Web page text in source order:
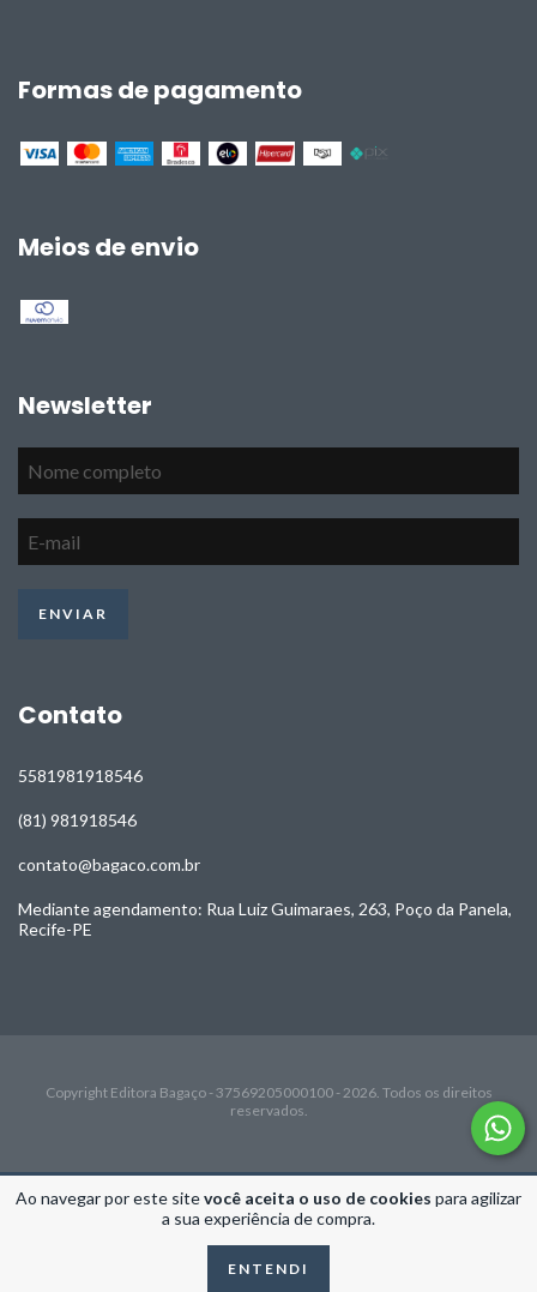
Ao navegar por este sitevocê aceita o uso de cookies para agilizar
a sua experiência de compra.
ENTENDI
Formas de pagamento
Meios de envio
Newsletter
Contato
5581981918546
(81) 981918546
contato@bagaco.com.br
Mediante agendamento: Rua Luiz Guimaraes, 263, Poço da Panela,
Recife-PE
Copyright Editora Bagaço - 37569205000100 - 2026. Todos os direitos
reservados.